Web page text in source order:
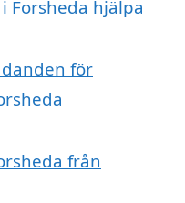
Forsheda hjälpa
för
från